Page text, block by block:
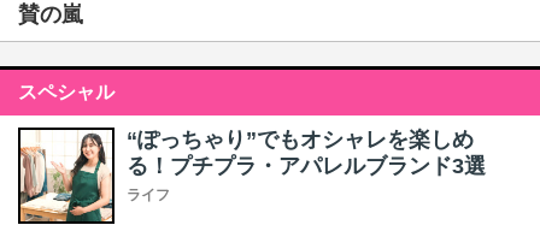
賛の嵐
スペシャル
“ぽっちゃり”でもオシャレを楽しめ
る！プチプラ・アパレルブランド3選
ライフ